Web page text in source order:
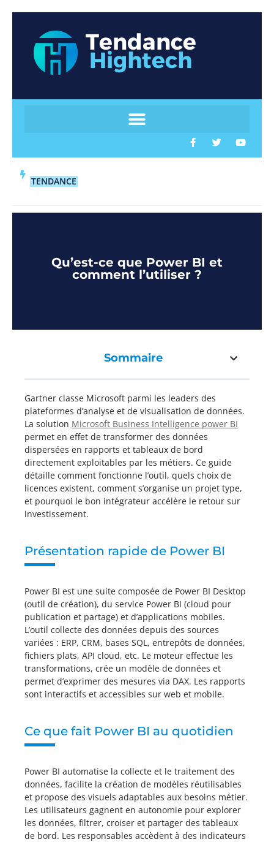
TENDANCE
Qu’est-ce que Power BI et
comment l’utiliser ?
Sommaire
Gartner classe Microsoft parmi les leaders des
plateformes d’analyse et de visualisation de données.
La solution Microsoft Business Intelligence power BI
permet en effet de transformer des données
dispersées en rapports et tableaux de bord
directement exploitables par les métiers. Ce guide
détaille comment fonctionne l’outil, quels choix de
licences existent, comment s’organise un projet type,
et pourquoi le bon intégrateur accélère le retour sur
investissement.
Présentation rapide de Power BI
Power BI est une suite composée de Power BI Desktop
(outil de création), du service Power BI (cloud pour
publication et partage) et d’applications mobiles.
L’outil collecte des données depuis des sources
variées : ERP, CRM, bases SQL, entrepôts de données,
fichiers plats, API cloud, etc. Le moteur effectue les
transformations, crée un modèle de données et
permet d’exprimer des mesures via DAX. Les rapports
sont interactifs et accessibles sur web et mobile.
Ce que fait Power BI au quotidien
Power BI automatise la collecte et le traitement des
données, facilite la création de modèles réutilisables
et propose des visuels adaptables aux besoins métier.
Les utilisateurs gagnent en autonomie pour explorer
les données, filtrer, croiser et partager des tableaux
de bord. Les responsables accèdent à des indicateurs